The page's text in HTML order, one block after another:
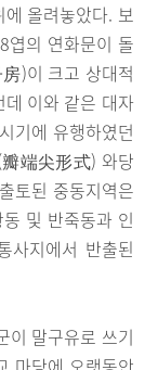
올려놓았다. 보
엽의 연화문이 돌
)이 크고 상대적
이와 같은 대자
기에 유행하였던
端尖形式) 와당
토된 중동지역은
및 반죽동과 인
사지에서 반출된
이 말구유로 쓰기